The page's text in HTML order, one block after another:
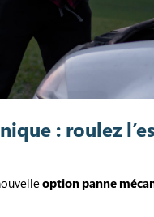
: roulez
option panne